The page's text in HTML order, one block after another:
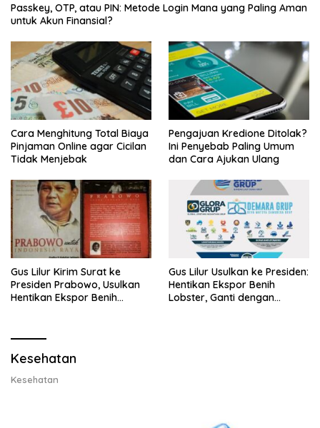
Passkey, OTP, atau PIN: Metode Login Mana yang Paling Aman
untuk Akun Finansial?
Cara Menghitung Total Biaya
Pinjaman Online agar Cicilan
Tidak Menjebak
Pengajuan Kredione Ditolak?
Ini Penyebab Paling Umum
dan Cara Ajukan Ulang
Gus Lilur Kirim Surat ke
Presiden Prabowo, Usulkan
Hentikan Ekspor Benih
Gus Lilur Usulkan ke Presiden:
Hentikan Ekspor Benih
Lobster, Ganti dengan
Kesehatan
Kesehatan